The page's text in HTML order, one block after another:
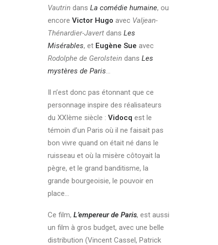
Vautrin dans La comédie humaine, ou
encore Victor Hugo avec Valjean-
Thénardier-Javert dans Les
Misérables, et Eugène Sue avec
Rodolphe de Gerolstein dans Les
mystères de Paris…
Il n’est donc pas étonnant que ce
personnage inspire des réalisateurs
du XXIème siècle : Vidocq est le
témoin d’un Paris où il ne faisait pas
bon vivre quand on était né dans le
ruisseau et où la misère côtoyait la
pègre, et le grand banditisme, la
grande bourgeoisie, le pouvoir en
place…
Ce film, L’empereur de Paris, est aussi
un film à gros budget, avec une belle
distribution (Vincent Cassel, Patrick